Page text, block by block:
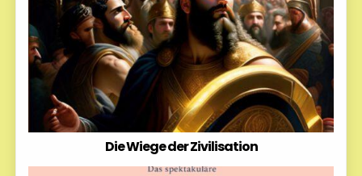
Die Wiege der Zivilisation